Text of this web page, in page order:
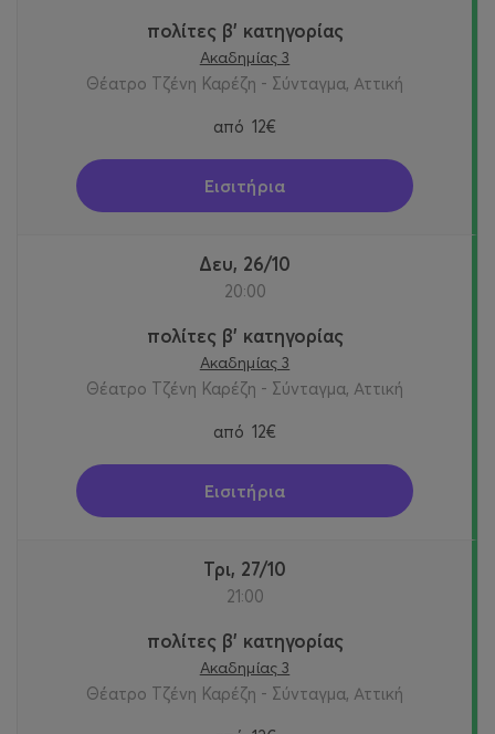
πολίτες β' κατηγορίας
Ακαδημίας 3
Θέατρο Τζένη Καρέζη - Σύνταγμα, Αττική
από 12€
Εισιτήρια
Δευ, 26/10
20:00
πολίτες β' κατηγορίας
Ακαδημίας 3
Θέατρο Τζένη Καρέζη - Σύνταγμα, Αττική
από 12€
Εισιτήρια
Τρι, 27/10
21:00
πολίτες β' κατηγορίας
Ακαδημίας 3
Θέατρο Τζένη Καρέζη - Σύνταγμα, Αττική